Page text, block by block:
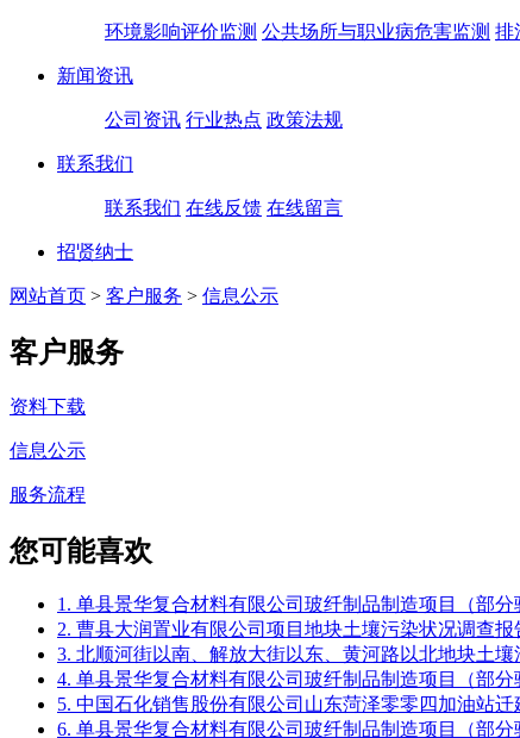
环境影响评价监测 公共场所与职业病危害监测 排
新闻资讯
公司资讯 行业热点 政策法规
联系我们
联系我们 在线反馈 在线留言
招贤纳士
网站首页 > 客户服务 > 信息公示
客户服务
资料下载
信息公示
服务流程
您可能喜欢
1. 单县景华复合材料有限公司玻纤制品制造项目（部
2. 曹县大润置业有限公司项目地块土壤污染状况调查报
3. 北顺河街以南、解放大街以东、黄河路以北地块土
4. 单县景华复合材料有限公司玻纤制品制造项目（部
5. 中国石化销售股份有限公司山东菏泽零零四加油站
6. 单县景华复合材料有限公司玻纤制品制造项目（部